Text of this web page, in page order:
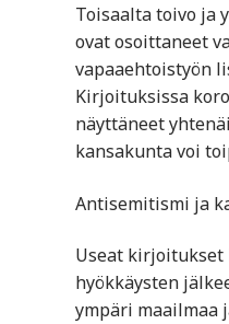
Toisaalta toivo ja
ovat osoittaneet
vapaaehtoistyön
Kirjoituksissa
näyttäneet
kansakunta voi
Antisemitismi ja
Useat kirjoitukset
hyökkäysten
ympäri maailmaa